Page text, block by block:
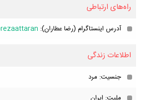
راه‌های ارتباطی
آدرس اینستاگرام (رضا عطاران): rezaattaran@
اطلاعات زندگی
جنسیت: مرد
ملیت: ایران